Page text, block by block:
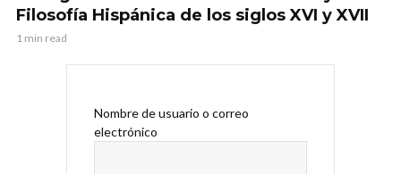
Filosofía Hispánica de los siglos XVI y XVII
1 min read
Nombre de usuario o correo
electrónico